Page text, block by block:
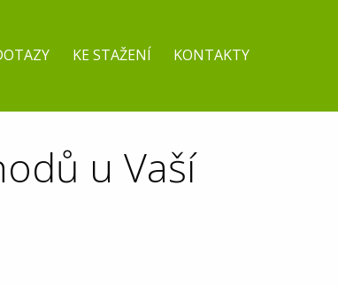
KE STAŽENÍ KONTAKTY
u Vaší